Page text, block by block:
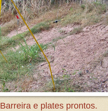
Barreira e plates prontos.